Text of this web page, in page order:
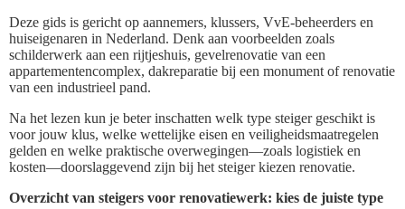
Deze gids is gericht op aannemers, klussers, VvE-beheerders en
huiseigenaren in Nederland. Denk aan voorbeelden zoals
schilderwerk aan een rijtjeshuis, gevelrenovatie van een
appartementencomplex, dakreparatie bij een monument of renovatie
van een industrieel pand.
Na het lezen kun je beter inschatten welk type steiger geschikt is
voor jouw klus, welke wettelijke eisen en veiligheidsmaatregelen
gelden en welke praktische overwegingen—zoals logistiek en
kosten—doorslaggevend zijn bij het steiger kiezen renovatie.
Overzicht van steigers voor renovatiewerk: kies de juiste type